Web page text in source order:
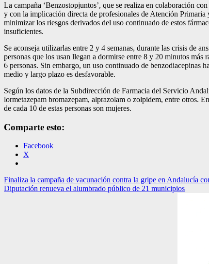
La campaña ‘Benzostopjuntos’, que se realiza en colaboración
y con la implicación directa de profesionales de Atención
minimizar los riesgos derivados del uso continuado de estos
insuficientes.
Se aconseja utilizarlas entre 2 y 4 semanas, durante las crisis de
personas que los usan llegan a dormirse entre 8 y 20 minutos
6 personas. Sin embargo, un uso continuado de benzodiacepinas
medio y largo plazo es desfavorable.
Según los datos de la Subdirección de Farmacia del Servicio
lormetazepam bromazepam, alprazolam o zolpidem, entre otros.
de cada 10 de estas personas son mujeres.
Comparte esto:
Facebook
X
Navegación
de
Finaliza la campaña de vacunación contra la gripe en Andalucía
Diputación renueva el alumbrado público de 21 municipios